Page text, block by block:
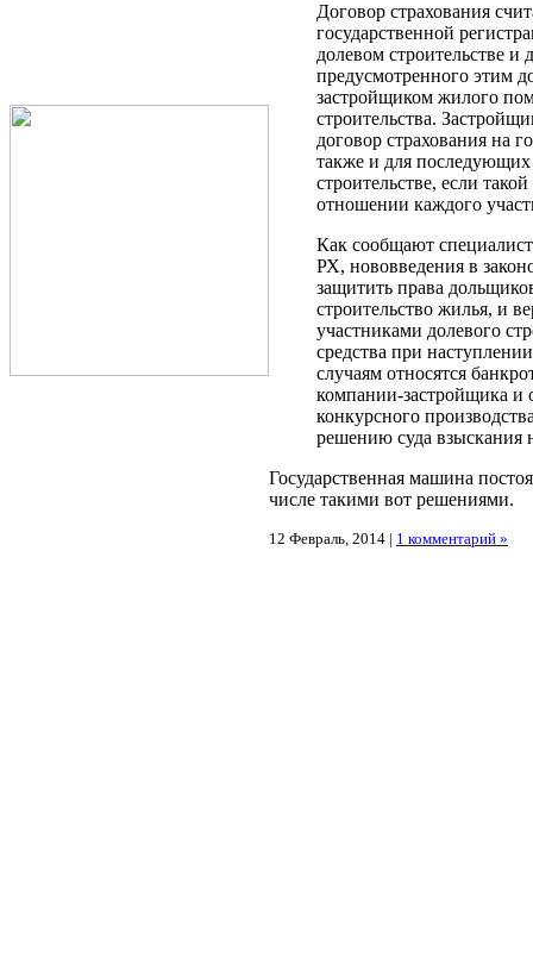
Договор страхования
государственной
долевом строительстве и
предусмотренного этим
застройщиком жилого
строительства.
договор страхования на
также и для последующих
строительстве, если
отношении каждого
Как сообщают
РХ, нововведения в
защитить права
строительство жилья, и
участниками долевого
средства при
случаям относятся
компании-застройщика и
конкурсного
решению суда взыскания
Государственная машина
числе такими вот решениями.
12 Февраль, 2014 | 1 комментарий »